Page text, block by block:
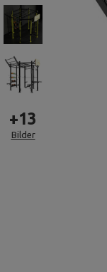
+13
Bilder